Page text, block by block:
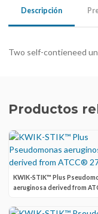
Descripción
Two self-contieneed
Productos
KWIK-STIK™ Plus
aeruginosa derived from